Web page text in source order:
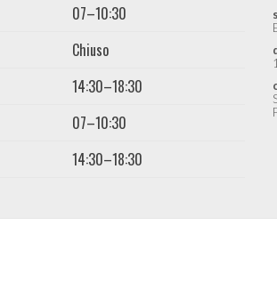
07–10:30
Chiuso
14:30–18:30
07–10:30
14:30–18:30